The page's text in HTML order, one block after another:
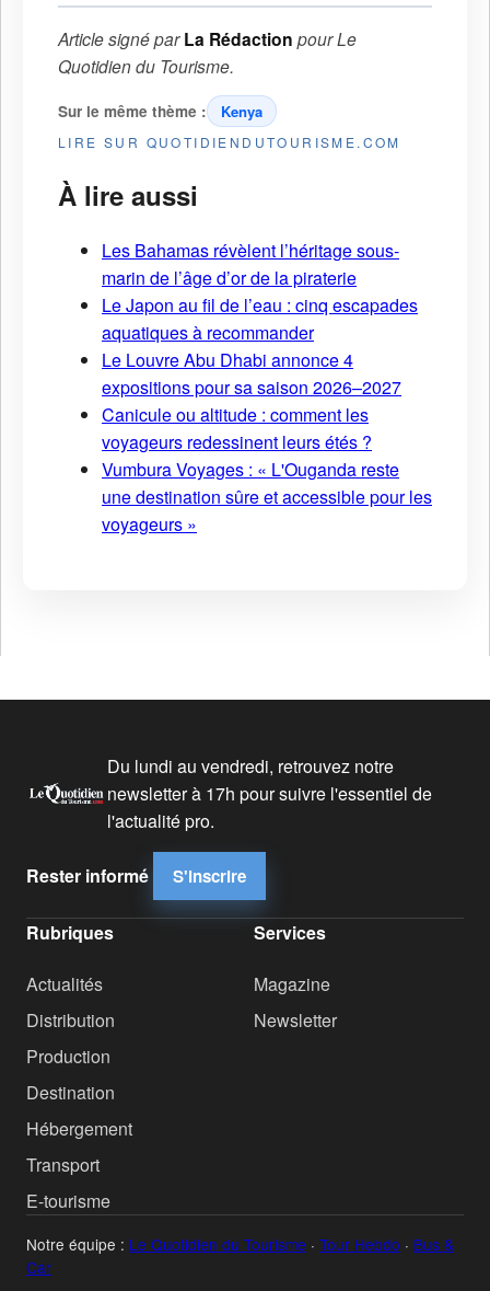
Article signé parLa Rédaction pourLe
Quotidien du Tourisme.
Sur le même thème : Kenya
LIRE SUR QUOTIDIENDUTOURISME.COM
À lire aussi
Les Bahamas révèlent l’héritage sous-
marin de l’âge d’or de la piraterie
Le Japon au fil de l’eau : cinq escapades
aquatiques à recommander
Le Louvre Abu Dhabi annonce 4
expositions pour sa saison 2026–2027
Canicule ou altitude : comment les
voyageurs redessinent leurs étés ?
Vumbura Voyages : « L'Ouganda reste
une destination sûre et accessible pour les
voyageurs »
Du lundi au vendredi, retrouvez notre
newsletter à 17h pour suivre l'essentiel de
l'actualité pro.
Rester informé S'inscrire
Rubriques
Actualités
Distribution
Production
Destination
Hébergement
Transport
E-tourisme
Services
Magazine
Newsletter
Notre équipe : Le Quotidien du Tourisme · Tour Hebdo · Bus &
Car